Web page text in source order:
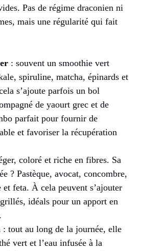
Pas de régime draconien ni
mais une régularité qui fait
: souvent un smoothie vert
spiruline, matcha, épinards et
s’ajoute parfois un bol
de yaourt grec et de
parfait pour fournir de
et favoriser la récupération
coloré et riche en fibres. Sa
? Pastèque, avocat, concombre,
et feta. À cela peuvent s’ajouter
idéals pour un apport en
: tout au long de la journée, elle
vert et l’eau infusée à la